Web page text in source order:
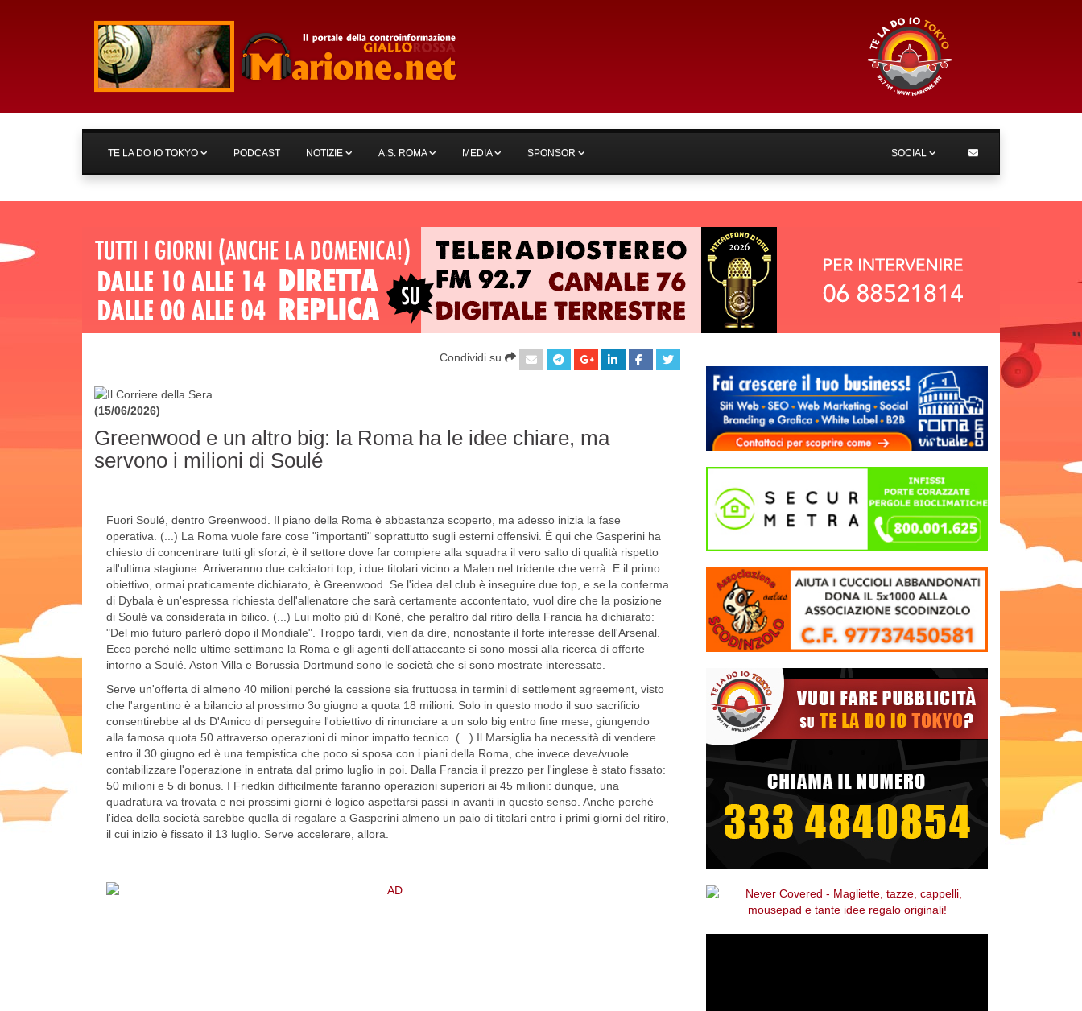
TE LA DO IO TOKYO PODCAST NOTIZIE A.S. ROMA MEDIA SPONSOR SOCIAL
Condividi su
(15/06/2026)
Greenwood e un altro big: la Roma ha le idee chiare, ma
servono i milioni di Soulé
Fuori Soulé, dentro Greenwood. Il piano della Roma è abbastanza scoperto, ma adesso inizia la fase
operativa. (...) La Roma vuole fare cose "importanti" soprattutto sugli esterni offensivi. È qui che Gasperini ha
chiesto di concentrare tutti gli sforzi, è il settore dove far compiere alla squadra il vero salto di qualità rispetto
all'ultima stagione. Arriveranno due calciatori top, i due titolari vicino a Malen nel tridente che verrà. E il primo
obiettivo, ormai praticamente dichiarato, è Greenwood. Se l'idea del club è inseguire due top, e se la conferma
di Dybala è un'espressa richiesta dell'allenatore che sarà certamente accontentato, vuol dire che la posizione
di Soulé va considerata in bilico. (...) Lui molto più di Koné, che peraltro dal ritiro della Francia ha dichiarato:
"Del mio futuro parlerò dopo il Mondiale". Troppo tardi, vien da dire, nonostante il forte interesse dell'Arsenal.
Ecco perché nelle ultime settimane la Roma e gli agenti dell'attaccante si sono mossi alla ricerca di offerte
intorno a Soulé. Aston Villa e Borussia Dortmund sono le società che si sono mostrate interessate.
Serve un'offerta di almeno 40 milioni perché la cessione sia fruttuosa in termini di settlement agreement, visto
che l'argentino è a bilancio al prossimo 3o giugno a quota 18 milioni. Solo in questo modo il suo sacrificio
consentirebbe al ds D'Amico di perseguire l'obiettivo di rinunciare a un solo big entro fine mese, giungendo
alla famosa quota 50 attraverso operazioni di minor impatto tecnico. (...) Il Marsiglia ha necessità di vendere
entro il 30 giugno ed è una tempistica che poco si sposa con i piani della Roma, che invece deve/vuole
contabilizzare l'operazione in entrata dal primo luglio in poi. Dalla Francia il prezzo per l'inglese è stato fissato:
50 milioni e 5 di bonus. I Friedkin difficilmente faranno operazioni superiori ai 45 milioni: dunque, una
quadratura va trovata e nei prossimi giorni è logico aspettarsi passi in avanti in questo senso. Anche perché
l'idea della società sarebbe quella di regalare a Gasperini almeno un paio di titolari entro i primi giorni del ritiro,
il cui inizio è fissato il 13 luglio. Serve accelerare, allora.